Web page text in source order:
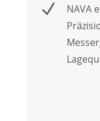
N
NAVA